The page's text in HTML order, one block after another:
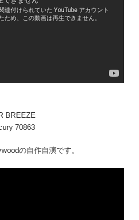
BREEZE
70863
の自作自演です。